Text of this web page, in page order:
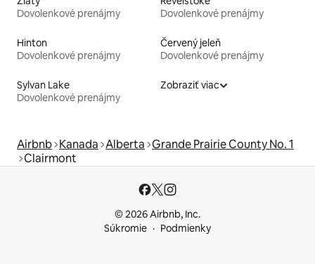
Dovolenkové prenájmy
Dovolenkové prenájmy
Hinton
Dovolenkové prenájmy
Červený jeleň
Dovolenkové prenájmy
Sylvan Lake
Dovolenkové prenájmy
Zobraziť viac
Airbnb Kanada Alberta Grande Prairie County No. 1
Clairmont
© 2026 Airbnb, Inc.
Súkromie
Podmienky